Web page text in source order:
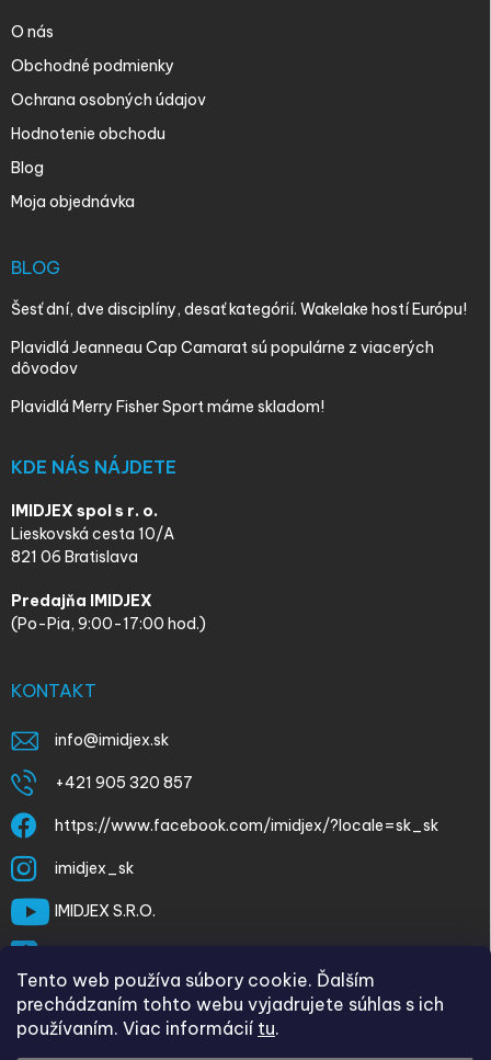
Tento web používa súbory cookie. Ďalším
prechádzaním tohto webu vyjadrujete súhlas s ich
používaním. Viac informácií tu.
O nás
Obchodné podmienky
Ochrana osobných údajov
Hodnotenie obchodu
Blog
Moja objednávka
BLOG
Šesť dní, dve disciplíny, desať kategórií. Wakelake hostí Európu!
Plavidlá Jeanneau Cap Camarat sú populárne z viacerých
dôvodov
Plavidlá Merry Fisher Sport máme skladom!
KDE NÁS NÁJDETE
IMIDJEX spol s r. o.
Lieskovská cesta 10/A
821 06 Bratislava
Predajňa IMIDJEX
(Po-Pia, 9:00-17:00 hod.)
KONTAKT
info@imidjex.sk
+421 905 320 857
https://www.facebook.com/imidjex/?locale=sk_sk
imidjex_sk
IMIDJEX S.R.O.